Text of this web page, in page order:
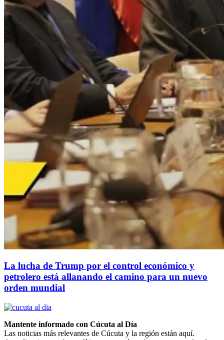
La lucha de Trump por el control económico y
petrolero está allanando el camino para un nuevo
orden mundial
Mantente informado con Cúcuta al Día
Las noticias más relevantes de Cúcuta y la región están aquí.